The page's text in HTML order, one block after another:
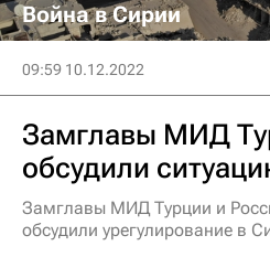
Война в Сирии
09:59 10.12.2022
Замглавы МИД
обсудили
Замглавы МИД Турции и
обсудили урегулирование в